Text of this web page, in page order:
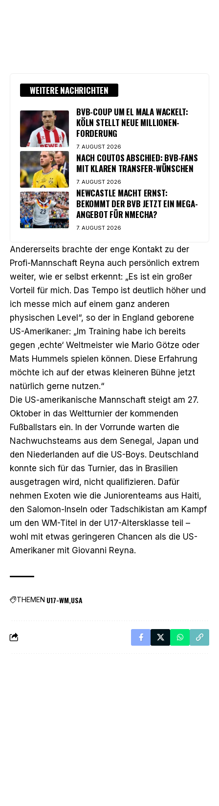
WEITERE NACHRICHTEN
BVB-COUP UM EL MALA WACKELT:
KÖLN STELLT NEUE MILLIONEN-
FORDERUNG
7. AUGUST 2026
NACH COUTOS ABSCHIED: BVB-FANS
MIT KLAREN TRANSFER-WÜNSCHEN
7. AUGUST 2026
NEWCASTLE MACHT ERNST:
BEKOMMT DER BVB JETZT EIN MEGA-
ANGEBOT FÜR NMECHA?
7. AUGUST 2026
Andererseits brachte der enge Kontakt zu der
Profi-Mannschaft Reyna auch persönlich extrem
weiter, wie er selbst erkennt: „Es ist ein großer
Vorteil für mich. Das Tempo ist deutlich höher und
ich messe mich auf einem ganz anderen
physischen Level“, so der in England geborene
US-Amerikaner: „Im Training habe ich bereits
gegen ‚echte‘ Weltmeister wie Mario Götze oder
Mats Hummels spielen können. Diese Erfahrung
möchte ich auf der etwas kleineren Bühne jetzt
natürlich gerne nutzen.“
Die US-amerikanische Mannschaft steigt am 27.
Oktober in das Weltturnier der kommenden
Fußballstars ein. In der Vorrunde warten die
Nachwuchsteams aus dem Senegal, Japan und
den Niederlanden auf die US-Boys. Deutschland
konnte sich für das Turnier, das in Brasilien
ausgetragen wird, nicht qualifizieren. Dafür
nehmen Exoten wie die Juniorenteams aus Haiti,
den Salomon-Inseln oder Tadschikistan am Kampf
um den WM-Titel in der U17-Altersklasse teil –
wohl mit etwas geringeren Chancen als die US-
Amerikaner mit Giovanni Reyna.
THEMEN U17-WM USA